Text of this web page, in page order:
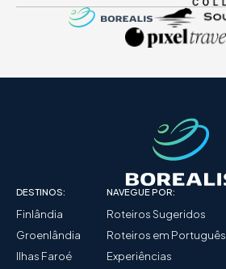
DESTINOS:
Finlândia
Groenlândia
Ilhas Faroé
NAVEGUE POR:
Roteiros Sugeridos
Roteiros em Português
Experiências